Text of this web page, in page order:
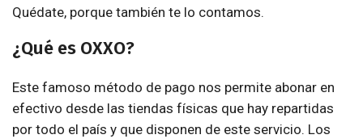
Quédate, porque también te lo contamos.
¿Qué es OXXO?
Este famoso método de pago nos permite abonar en
efectivo desde las tiendas físicas que hay repartidas
por todo el país y que disponen de este servicio. Los